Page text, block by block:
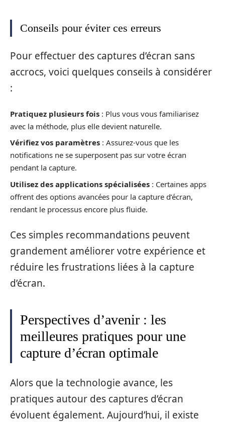
Conseils pour éviter ces erreurs
Pour effectuer des captures d’écran sans
accrocs, voici quelques conseils à considérer
:
Pratiquez plusieurs fois : Plus vous vous familiarisez
avec la méthode, plus elle devient naturelle.
Vérifiez vos paramètres : Assurez-vous que les
notifications ne se superposent pas sur votre écran
pendant la capture.
Utilisez des applications spécialisées : Certaines apps
offrent des options avancées pour la capture d’écran,
rendant le processus encore plus fluide.
Ces simples recommandations peuvent
grandement améliorer votre expérience et
réduire les frustrations liées à la capture
d’écran.
Perspectives d’avenir : les
meilleures pratiques pour une
capture d’écran optimale
Alors que la technologie avance, les
pratiques autour des captures d’écran
évoluent également. Aujourd’hui, il existe